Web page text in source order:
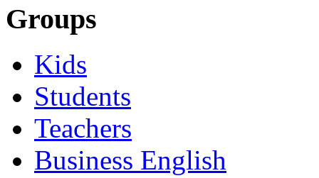
Groups
Kids
Students
Teachers
Business English